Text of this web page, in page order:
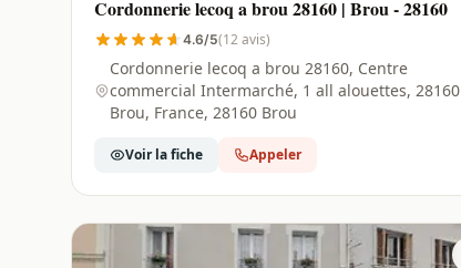
Cordonnerie lecoq a brou 28160 | Brou - 28160
4.6/5(12 avis)
Cordonnerie lecoq a brou 28160, Centre
commercial Intermarché, 1 all alouettes, 28160
Brou, France, 28160 Brou
Voir la fiche Appeler